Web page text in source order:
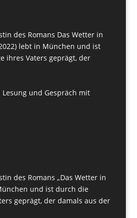
des Romans Das Wetter in
lebt in München und ist
ihres Vaters geprägt, der
Lesung und Gespräch mit
des Romans „Das Wetter in
und ist durch die
geprägt, der damals aus der